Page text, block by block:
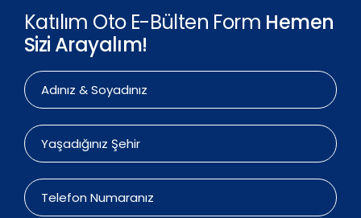
Katılım Oto E-Bülten Form Hemen
Sizi Arayalım!